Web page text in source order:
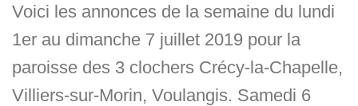
Voici les annonces de la semaine du lundi
1er au dimanche 7 juillet 2019 pour la
paroisse des 3 clochers Crécy-la-Chapelle,
Villiers-sur-Morin, Voulangis. Samedi 6